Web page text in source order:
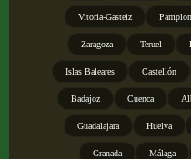
Vitoria-Gasteiz
Zaragoza Teruel
Islas Baleares Castellón
Badajoz Cuenca
Guadalajara Huelva
Granada Málaga